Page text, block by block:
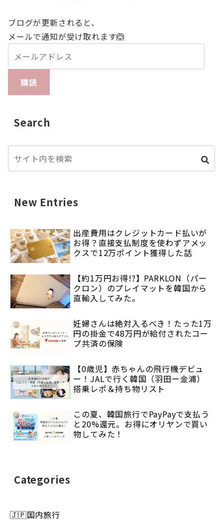
ブログが更新されると、
メールで通知が受け取れます🙆
購読
Search
New Entries
出産費用はクレジットカード払いが
お得？直接支払制度を使わずアメッ
クスで12万ポイント獲得した話
【約1万円お得!?】PARKLON（パー
クロン）のプレイマットを韓国から
直輸入してみた。
妊婦さんは絶対入るべき！たった1万
円の掛金で48万円が給付されたコー
プ共済の保険
【0歳児】赤ちゃんの飛行機デビュ
ー！JALで行く韓国（羽田ー金浦）
搭乗レポ＆持ち物リスト
この夏、韓国旅行でPayPayで支払う
と20%還元。お得にオリヤンで買い
物してみた！
Categories
🇯🇵国内旅行